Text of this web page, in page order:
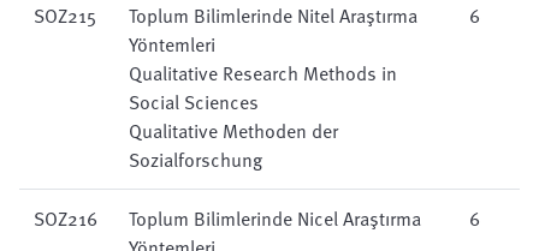
SOZ215
Toplum Bilimlerinde Nitel Araştırma
Yöntemleri
Qualitative Research Methods in
Social Sciences
Qualitative Methoden der
Sozialforschung
6
SOZ216
Toplum Bilimlerinde Nicel Araştırma
6